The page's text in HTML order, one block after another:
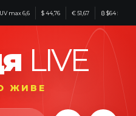
UV max 6,6 $ 44,76 € 51,67 ₿ $64 583
LIVE
ЖИВЕ